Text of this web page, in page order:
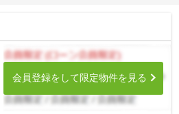
会員登録をして限定物件を見る